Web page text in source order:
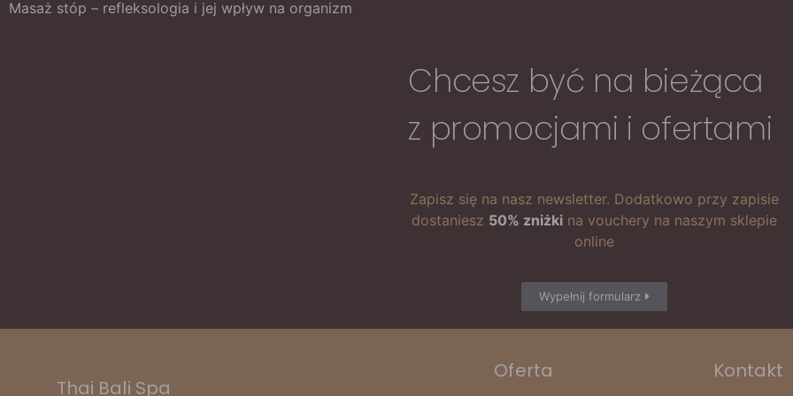
Masaż stóp – refleksologia i jej wpływ na organizm
Chcesz być na bieżąca
z promocjami i ofertami
Zapisz się na nasz newsletter. Dodatkowo przy zapisie
dostaniesz 50% zniżki na vouchery na naszym sklepie
online
Wypełnij formularz
Thai Bali Spa
Oferta Kontakt